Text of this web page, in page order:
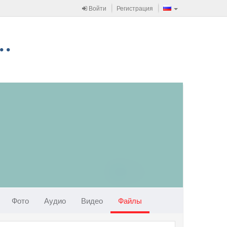
Войти Регистрация
Фото Аудио Видео Файлы